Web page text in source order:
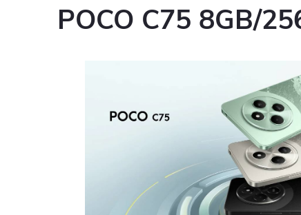
POCO C75 8GB/